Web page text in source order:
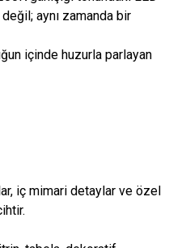
değil; aynı zamanda bir
içinde huzurla parlayan
iç mimari detaylar ve özel